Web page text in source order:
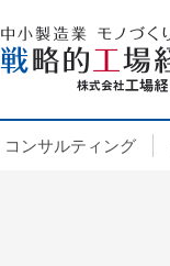
コンサルティング